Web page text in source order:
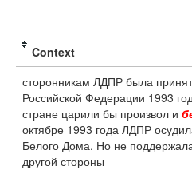
Context
сторонникам ЛДПР была
Российской Федерации 1993
стране царили бы произвол и
октябре 1993 года ЛДПР
Белого Дома. Но не
другой стороны